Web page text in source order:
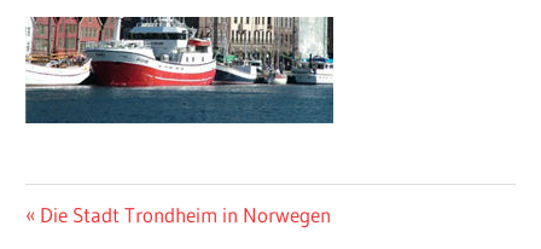
Beitragsnavigation
Vorheriger
Die Stadt Trondheim in Norwegen